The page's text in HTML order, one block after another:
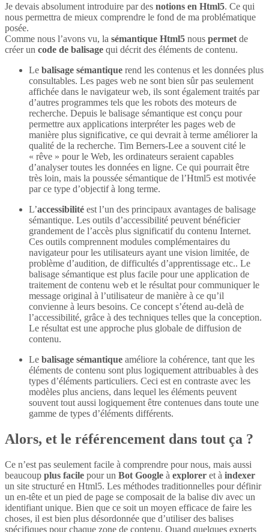
Je devais absolument introduire par des notions en Html5. Ce qui
nous permettra de mieux comprendre le fond de ma problématique
posée.
Comme nous l’avons vu, la sémantique Html5 nous permet de
créer un code de balisage qui décrit des éléments de contenu.
Le balisage sémantique rend les contenus et les données plus
consultables. Les pages web ne sont bien sûr pas seulement
affichée dans le navigateur web, ils sont également traités par
d’autres programmes tels que les robots des moteurs de
recherche. Depuis le balisage sémantique est conçu pour
permettre aux applications interpréter les pages web de
manière plus significative, ce qui devrait à terme améliorer la
qualité de la recherche. Tim Berners-Lee a souvent cité le
« rêve » pour le Web, les ordinateurs seraient capables
d’analyser toutes les données en ligne. Ce qui pourrait être
très loin, mais la poussée sémantique de l’Html5 est motivée
par ce type d’objectif à long terme.
L’accessibilité est l’un des principaux avantages de balisage
sémantique. Les outils d’accessibilité peuvent bénéficier
grandement de l’accès plus significatif du contenu Internet.
Ces outils comprennent modules complémentaires du
navigateur pour les utilisateurs ayant une vision limitée, de
problème d’audition, de difficultés d’apprentissage etc.. Le
balisage sémantique est plus facile pour une application de
traitement de contenu web et le résultat pour communiquer le
message original à l’utilisateur de manière à ce qu’il
convienne à leurs besoins. Ce concept s’étend au-delà de
l’accessibilité, grâce à des techniques telles que la conception.
Le résultat est une approche plus globale de diffusion de
contenu.
Le balisage sémantique améliore la cohérence, tant que les
éléments de contenu sont plus logiquement attribuables à des
types d’éléments particuliers. Ceci est en contraste avec les
modèles plus anciens, dans lequel les éléments peuvent
souvent tout aussi logiquement être contenues dans toute une
gamme de types d’éléments différents.
Alors, et le référencement dans tout ça ?
Ce n’est pas seulement facile à comprendre pour nous, mais aussi
beaucoup plus facile pour un Bot Google à explorer et à indexer
un site structuré en Html5. Les méthodes traditionnelles pour définir
un en-tête et un pied de page se composait de la balise div avec un
identifiant unique. Bien que ce soit un moyen efficace de faire les
choses, il est bien plus désordonnée que d’utiliser des balises
spécifiques pour chaque zone de contenu. Quand quelques experts